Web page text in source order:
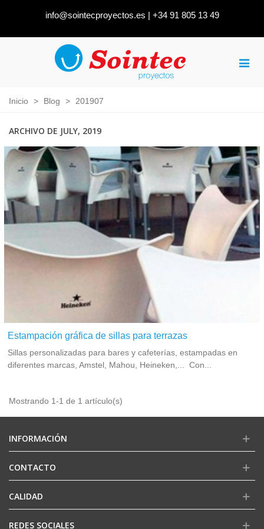
info@sointecproyectos.es | +34 91 805 13 49
Inicio > Blog > 201907
ARCHIVO DE JULY, 2019
Estampación gráfica de sillas para terrazas
Sillas personalizadas para bares y cafeterías, estampadas en
diferentes marcas, Amstel, Mahou, Heineken,... Con...
Mostrando 1-1 de 1 artículo(s)
INFORMACIÓN
CONTACTO
CALIDAD
REDES SOCIALES